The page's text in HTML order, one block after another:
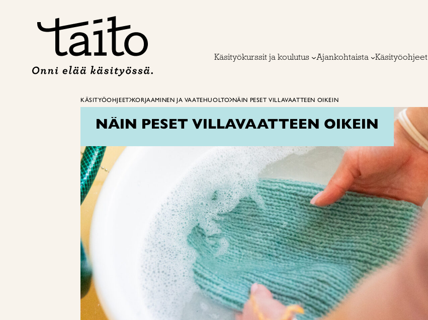
Käsityökurssit ja koulutus Ajankohtaista Käsityöohjeet
KÄSITYÖOHJEET KORJAAMINEN JA VAATEHUOLTO NÄIN PESET VILLAVAATTEEN OIKEIN
NÄIN PESET VILLAVAATTEEN OIKEIN